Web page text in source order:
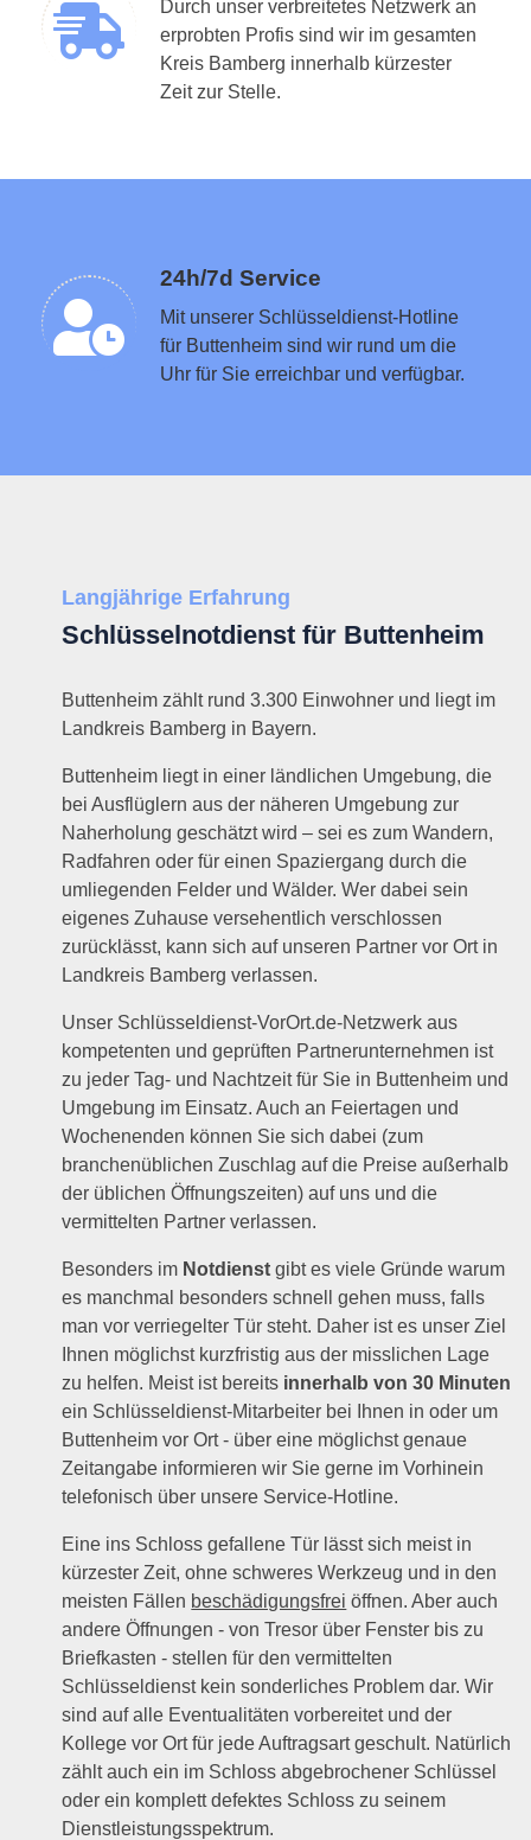
Durch unser verbreitetes Netzwerk an
erprobten Profis sind wir im gesamten
Kreis Bamberg innerhalb kürzester
Zeit zur Stelle.
24h/7d Service
Mit unserer Schlüsseldienst-Hotline
für Buttenheim sind wir rund um die
Uhr für Sie erreichbar und verfügbar.
Schlüsseldienst in der Nähe vermitteln
Langjährige Erfahrung
Schlüsselnotdienst für Buttenheim
Buttenheim zählt rund 3.300 Einwohner und liegt im
Landkreis Bamberg in Bayern.
Buttenheim liegt in einer ländlichen Umgebung, die
bei Ausflüglern aus der näheren Umgebung zur
Naherholung geschätzt wird – sei es zum Wandern,
Radfahren oder für einen Spaziergang durch die
umliegenden Felder und Wälder. Wer dabei sein
eigenes Zuhause versehentlich verschlossen
zurücklässt, kann sich auf unseren Partner vor Ort in
Landkreis Bamberg verlassen.
Unser Schlüsseldienst-VorOrt.de-Netzwerk aus
kompetenten und geprüften Partnerunternehmen ist
zu jeder Tag- und Nachtzeit für Sie in Buttenheim und
Umgebung im Einsatz. Auch an Feiertagen und
Wochenenden können Sie sich dabei (zum
branchenüblichen Zuschlag auf die Preise außerhalb
der üblichen Öffnungszeiten) auf uns und die
vermittelten Partner verlassen.
Besonders im Notdienst gibt es viele Gründe warum
es manchmal besonders schnell gehen muss, falls
man vor verriegelter Tür steht. Daher ist es unser Ziel
Ihnen möglichst kurzfristig aus der misslichen Lage
zu helfen. Meist ist bereits innerhalb von 30 Minuten
ein Schlüsseldienst-Mitarbeiter bei Ihnen in oder um
Buttenheim vor Ort - über eine möglichst genaue
Zeitangabe informieren wir Sie gerne im Vorhinein
telefonisch über unsere Service-Hotline.
Eine ins Schloss gefallene Tür lässt sich meist in
kürzester Zeit, ohne schweres Werkzeug und in den
meisten Fällen beschädigungsfrei öffnen. Aber auch
andere Öffnungen - von Tresor über Fenster bis zu
Briefkasten - stellen für den vermittelten
Schlüsseldienst kein sonderliches Problem dar. Wir
sind auf alle Eventualitäten vorbereitet und der
Kollege vor Ort für jede Auftragsart geschult. Natürlich
zählt auch ein im Schloss abgebrochener Schlüssel
oder ein komplett defektes Schloss zu seinem
Dienstleistungsspektrum.